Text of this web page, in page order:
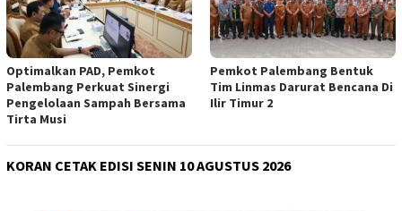
Optimalkan PAD, Pemkot
Palembang Perkuat Sinergi
Pengelolaan Sampah Bersama
Tirta Musi
Pemkot Palembang Bentuk
Tim Linmas Darurat Bencana Di
Ilir Timur 2
KORAN CETAK EDISI SENIN 10 AGUSTUS 2026